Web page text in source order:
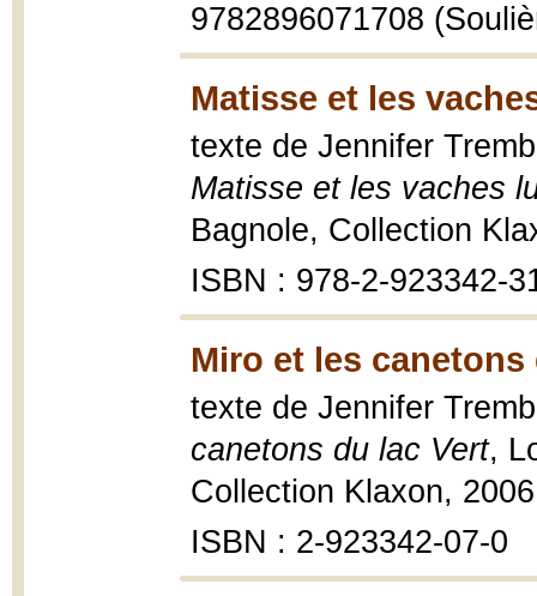
9782896071708
Matisse et les
texte de Jennifer
Matisse et les vaches
Bagnole, Collection
ISBN : 978-2-923342-
Miro et les canetons
texte de Jennifer
canetons du lac Vert,
Collection Klaxon,
ISBN : 2-923342-07-0